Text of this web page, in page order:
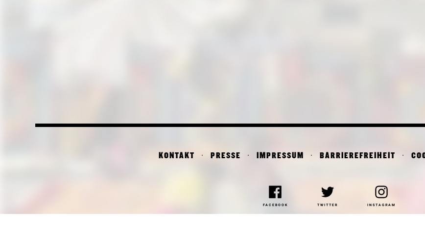
KONTAKT PRESSE IMPRESSUM BARRIEREFREIHEIT
FACEBOOK TWITTER INSTAGRAM